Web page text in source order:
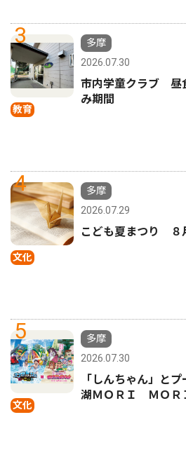
3
教育
多摩
2026.07.30
市内学童クラブ 昼
み期間
4
文化
多摩
2026.07.29
こども夏まつり ８
5
文化
多摩
2026.07.30
「しんちゃん」と
湖ＭＯＲＩ ＭＯＲ